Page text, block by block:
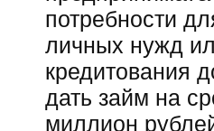
потребности
личных нужд
кредитования
дать займ на
миллион